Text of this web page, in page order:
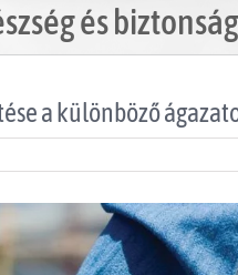
és
a különböző